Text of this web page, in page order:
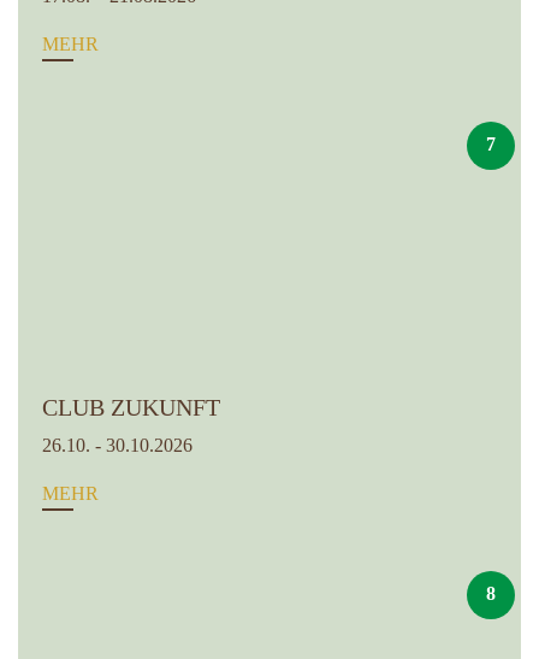
MEHR
7
CLUB ZUKUNFT
26.10. - 30.10.2026
MEHR
8